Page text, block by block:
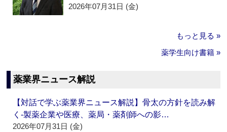
2026年07月31日 (金)
もっと見る »
薬学生向け書籍 »
薬業界ニュース解説
【対話で学ぶ薬業界ニュース解説】骨太の方針を読み解
く‐製薬企業や医療、薬局・薬剤師への影…
2026年07月31日 (金)